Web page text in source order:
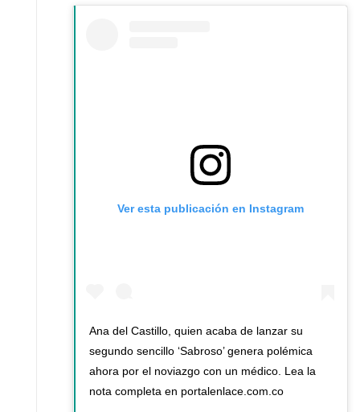
Ver esta publicación en Instagram
Ana del Castillo, quien acaba de lanzar su
segundo sencillo ‘Sabroso’ genera polémica
ahora por el noviazgo con un médico. Lea la
nota completa en portalenlace.com.co